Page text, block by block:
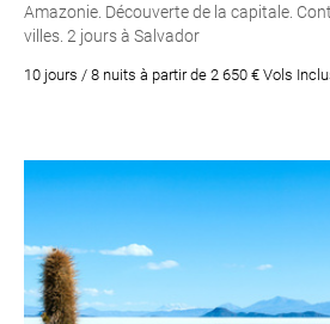
Amazonie. Découverte de la capitale.
villes. 2 jours à Salvador
10 jours / 8 nuits à partir de 2 650 € Vols